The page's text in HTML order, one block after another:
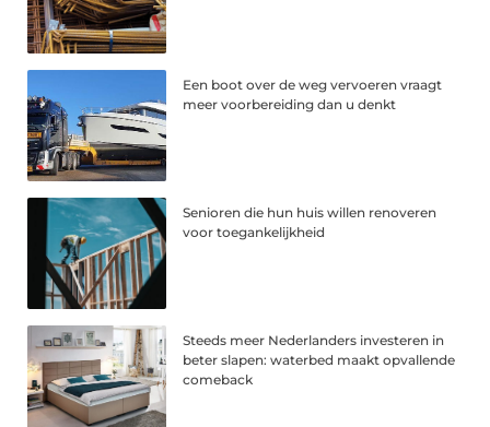
Een boot over de weg vervoeren vraagt
meer voorbereiding dan u denkt
Senioren die hun huis willen renoveren
voor toegankelijkheid
Steeds meer Nederlanders investeren in
beter slapen: waterbed maakt opvallende
comeback